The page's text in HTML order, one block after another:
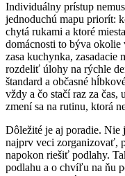
Individuálny prístup
jednoduchú mapu priorít:
chytá rukami a ktoré
domácnosti to býva
zasa kuchynka, zasadacie
rozdeliť úlohy na rýchle
štandard a občasné
vždy a čo stačí raz za čas,
zmení sa na rutinu, ktorá
Dôležité je aj poradie. Nie
najprv veci zorganizovať,
napokon riešiť podlahy.
podlahu a o chvíľu na ňu